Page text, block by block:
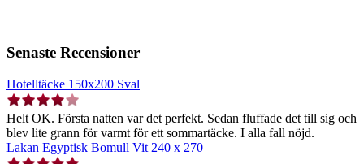
Senaste Recensioner
Hotelltäcke 150x200 Sval
Helt OK. Första natten var det perfekt. Sedan fluffade det till sig och
blev lite grann för varmt för ett sommartäcke. I alla fall nöjd.
Lakan Egyptisk Bomull Vit 240 x 270